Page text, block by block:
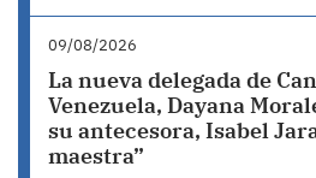
09/08/2026
La nueva delegada de
Venezuela, Dayana
su antecesora, Isabel
maestra”